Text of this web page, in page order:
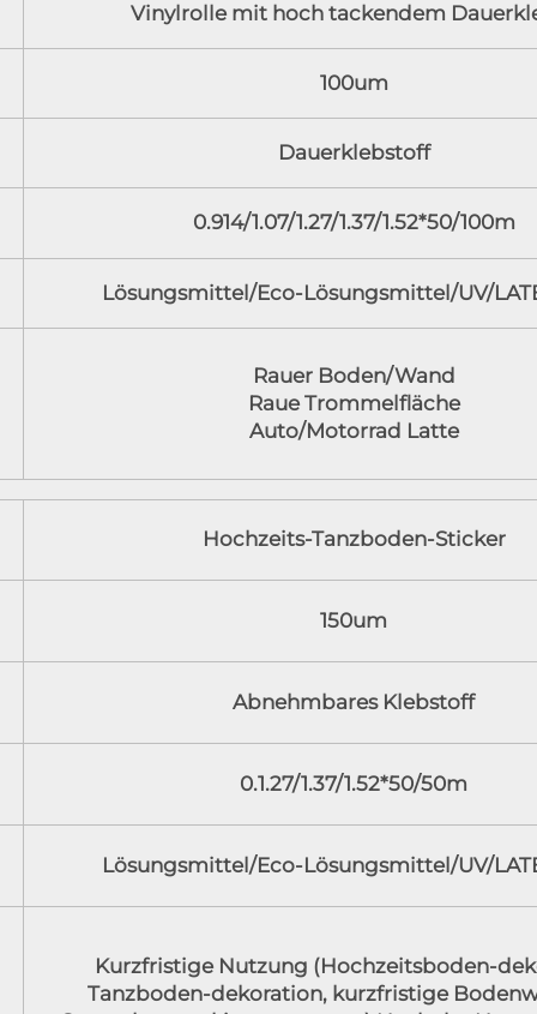
Vinylrolle mit hoch tackendem
100um
Dauerklebstoff
0.914/1.07/1.27/1.37/1.52*50/100m
Lösungsmittel/Eco-Lösungsmittel/UV/
Rauer Boden/Wand
Raue Trommelfläche
Auto/Motorrad Latte
Hochzeits-Tanzboden-Sticker
150um
Abnehmbares Klebstoff
0.1.27/1.37/1.52*50/50m
Lösungsmittel/Eco-Lösungsmittel/UV/
Kurzfristige Nutzung (Hochzeitsboden-
Tanzboden-dekoration, kurzfristige